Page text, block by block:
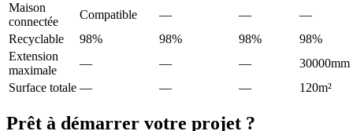
Maison
connectée
Compatible — —
—
Recyclable
98% 98% 98%
98%
Extension
maximale
— — —
30000mm
Surface totale — — — 120m²
Prêt à démarrer votre projet ?